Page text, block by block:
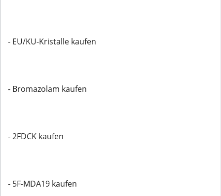
- EU/KU-Kristalle kaufen
- Bromazolam kaufen
- 2FDCK kaufen
- 5F-MDA19 kaufen